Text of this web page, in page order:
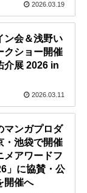
2026.03.19
ン会＆浅野い
クショー開催
介展 2026 in
2026.03.11
マンガプロダ
池袋で開催
メアワードフ
」に協賛・公
開催へ